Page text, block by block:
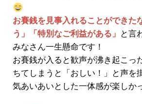
お賽銭を見事入れることができた
う」「特別なご利益がある」
と言
みなさん一生懸命です！
お賽銭が入ると歓声が沸き起こっ
ちてしまうと「おしい！」と声を
気あいあいとした一体感が楽しか